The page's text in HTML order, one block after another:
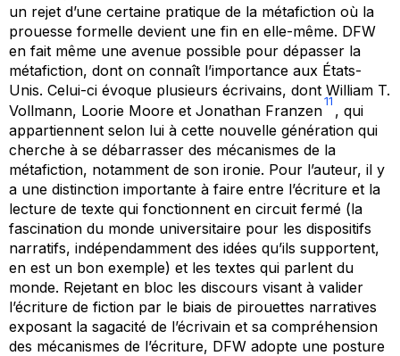
un rejet d’une certaine pratique de la métafiction où la
prouesse formelle devient une fin en elle-même. DFW
en fait même une avenue possible pour dépasser la
métafiction, dont on connaît l’importance aux États-
Unis. Celui-ci évoque plusieurs écrivains, dont William T.
Vollmann, Loorie Moore et Jonathan Franzen
11
, qui
appartiennent selon lui à cette nouvelle génération qui
cherche à se débarrasser des mécanismes de la
métafiction, notamment de son ironie. Pour l’auteur, il y
a une distinction importante à faire entre l’écriture et la
lecture de texte qui fonctionnent en circuit fermé (la
fascination du monde universitaire pour les dispositifs
narratifs, indépendamment des idées qu’ils supportent,
en est un bon exemple) et les textes qui parlent du
monde. Rejetant en bloc les discours visant à valider
l’écriture de fiction par le biais de pirouettes narratives
exposant la sagacité de l’écrivain et sa compréhension
des mécanismes de l’écriture, DFW adopte une posture